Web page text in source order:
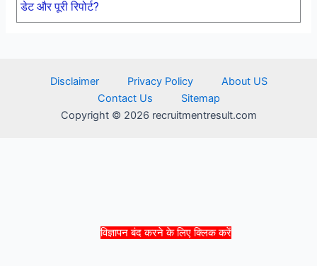
विज्ञापन बंद करने के लिए क्लिक करें
डेट और पूरी रिपोर्ट?
Disclaimer Privacy Policy
About US
Contact Us
Sitemap
Copyright © 2026 recruitmentresult.com